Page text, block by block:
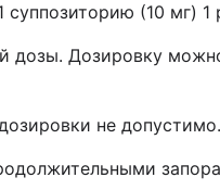
суппозиторию (10 мг) 1
дозы. Дозировку
не допустимо.